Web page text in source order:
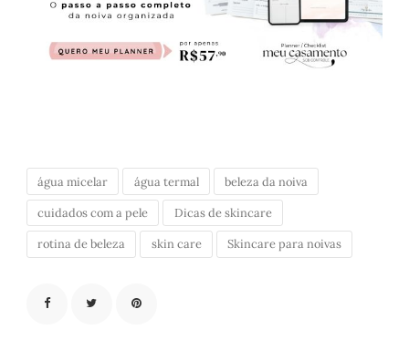
água micelar água termal beleza da noiva
cuidados com a pele Dicas de skincare
rotina de beleza skin care Skincare para noivas